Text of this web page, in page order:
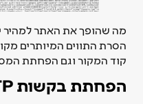
מה שהופך את האתר למהיר
הסרת התווים המיותרים
קוד המקור וגם הפחתת
הפחתת בקשות HTTP